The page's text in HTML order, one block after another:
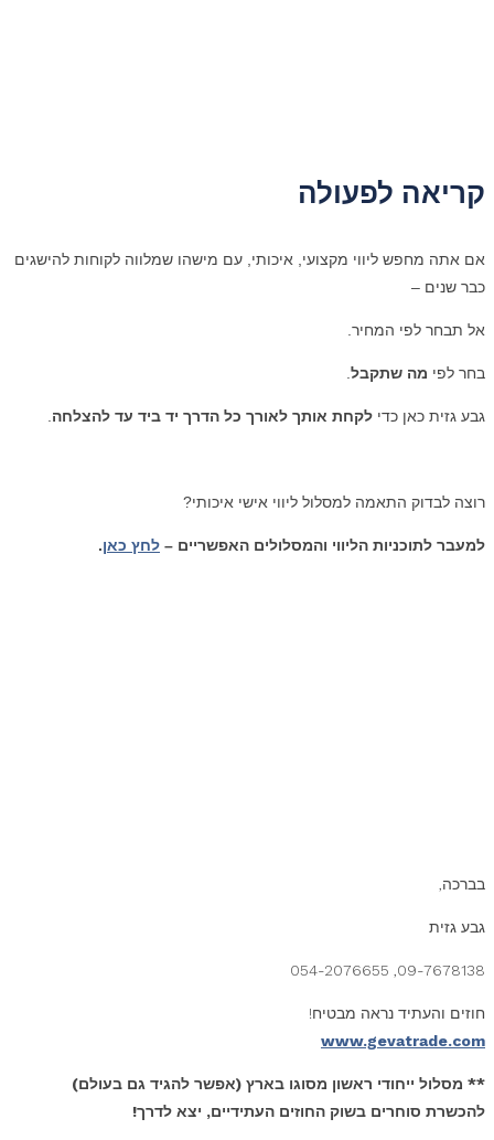
קריאה לפעולה
אם אתה מחפש ליווי מקצועי, איכותי, עם מישהו שמלווה לקוחות להישגים
כבר שנים –
אל תבחר לפי המחיר.
בחר לפי מה שתקבל
גבע גזית כאן כדי לקחת אותך לאורך כל הדרך יד ביד עד להצלחה
רוצה לבדוק התאמה למסלול ליווי אישי איכותי?
למעבר לתוכניות הליווי והמסלולים האפשריים – לחץ כאן.
בברכה,
גבע גזית
09-7678138, 054-2076655
חוזים והעתיד נראה מבטיח!
www.gevatrade.com
** מסלול ייחודי ראשון מסוגו בארץ (אפשר להגיד גם בעולם)
להכשרת סוחרים בשוק החוזים העתידיים, יצא לדרך!